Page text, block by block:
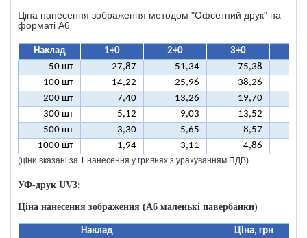
Ціна нанесення зображення методом "Офсетний друк" на
форматі A6
Наклад 1+0 2+0 3+0
50 шт
27,87 51,34 75,38
100 шт
14,22 25,96 38,26
200 шт
7,40 13,26 19,70
300 шт
5,12 9,03 13,52
500 шт
3,30 5,65 8,57
1000 шт
1,94 3,11 4,86
(ціни вказані за 1 нанесення у гривнях з урахуванням ПДВ)
УФ-друк UV3:
Ціна нанесення зображення (А6 маленькі павербанки)
Наклад
Ціна, грн